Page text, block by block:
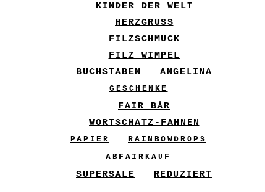
KINDER DER WELT
HERZGRUSS
FILZSCHMUCK
FILZ WIMPEL
BUCHSTABEN
ANGELINA
GESCHENKE
FAIR BÄR
WORTSCHATZ-FAHNEN
PAPIER
RAINBOWDROPS
ABFAIRKAUF
SUPERSALE REDUZIERT